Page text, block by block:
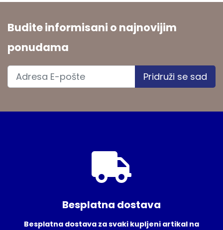
Budite informisani o najnovijim
ponudama
Pridruži se sad
Besplatna dostava
Besplatna dostava za svaki kupljeni artikal na